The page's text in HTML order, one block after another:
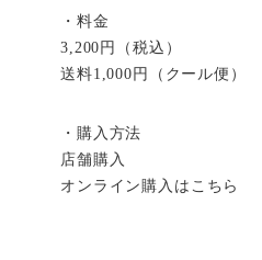
・料金
3,200円（税込）
送料1,000円（クール便）
・購入方法
店舗購入
オンライン購入は こちら